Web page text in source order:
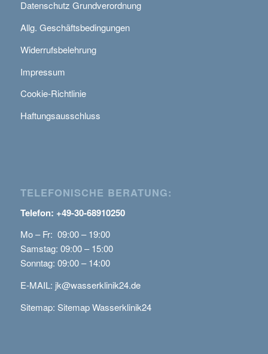
Datenschutz Grundverordnung
Allg. Geschäftsbedingungen
Widerrufsbelehrung
Impressum
Cookie-Richtlinie
Haftungsausschluss
TELEFONISCHE BERATUNG:
Telefon: +49-30-68910250
Mo – Fr: 09:00 – 19:00
Samstag: 09:00 – 15:00
Sonntag: 09:00 – 14:00
E-MAIL: jk@wasserklinik24.de
Sitemap: Sitemap Wasserklinik24